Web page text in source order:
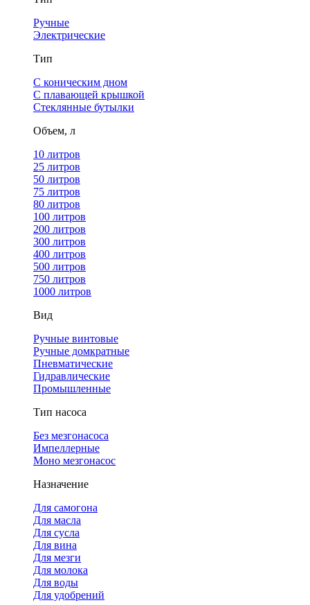
Ручные
Электрические
Тип
С коническим дном
С плавающей крышкой
Стеклянные бутылки
Объем, л
10 литров
25 литров
50 литров
75 литров
80 литров
100 литров
200 литров
300 литров
400 литров
500 литров
750 литров
1000 литров
Вид
Ручные винтовые
Ручные домкратные
Пневматические
Гидравлические
Промышленные
Тип насоса
Без мезгонасоса
Импеллерные
Моно мезгонасос
Назначение
Для самогона
Для масла
Для сусла
Для вина
Для мезги
Для молока
Для воды
Для удобрений